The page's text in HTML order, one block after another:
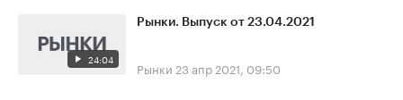
24:04
Рынки. Выпуск от 23.04.2021
Рынки 23 апр 2021, 09:50